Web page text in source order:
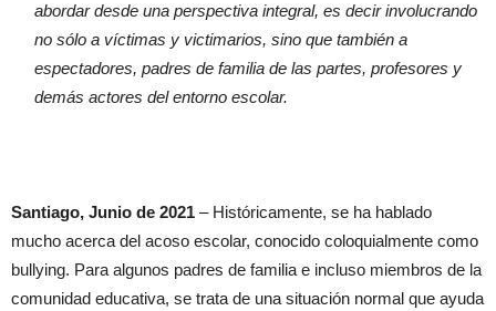
abordar desde una perspectiva integral, es decir involucrando
no sólo a víctimas y victimarios, sino que también a
espectadores, padres de familia de las partes, profesores y
demás actores del entorno escolar.
Santiago, Junio de 2021 – Históricamente, se ha hablado
mucho acerca del acoso escolar, conocido coloquialmente como
bullying. Para algunos padres de familia e incluso miembros de la
comunidad educativa, se trata de una situación normal que ayuda